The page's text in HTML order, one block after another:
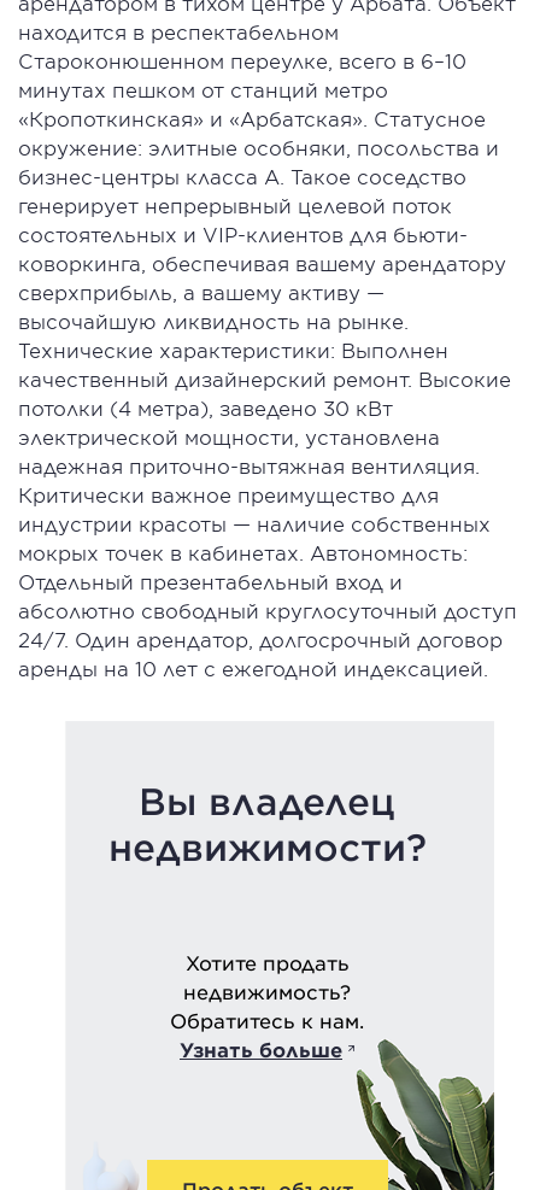
находится в респектабельном
Староконюшенном переулке, всего в 6–10
минутах пешком от станций метро
«Кропоткинская» и «Арбатская». Статусное
окружение: элитные особняки, посольства и
бизнес-центры класса А. Такое соседство
генерирует непрерывный целевой поток
состоятельных и VIР-клиентов для бьюти-
коворкинга, обеспечивая вашему арендатору
сверхприбыль, а вашему активу —
высочайшую ликвидность на рынке.
Технические характеристики: Выполнен
качественный дизайнерский ремонт. Высокие
потолки (4 метра), заведено 30 кВт
электрической мощности, установлена
надежная приточно-вытяжная вентиляция.
Критически важное преимущество для
индустрии красоты — наличие собственных
мокрых точек в кабинетах. Автономность:
Отдельный презентабельный вход и
абсолютно свободный круглосуточный доступ
24/7. Один арендатор, долгосрочный договор
аренды на 10 лет с ежегодной индeкcaцией.
Вы владелец
недвижимости?
Хотите продать
недвижимость?
Обратитесь к нам.
Узнать больше